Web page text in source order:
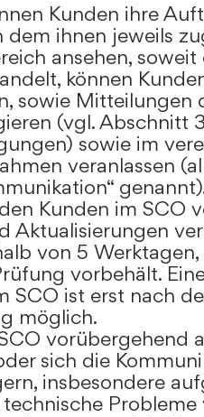
Kunden ihre
dem ihnen jeweils
ansehen,
können
sowie Mitteilungen
(vgl. Abschnitt
sowie im
veranlassen
Kunden im SCO
Aktualisierungen
von 5
vorbehält.
SCO ist erst nach
möglich.
vorübergehend
sich die
insbesondere